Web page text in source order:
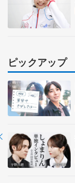
ピックアップ